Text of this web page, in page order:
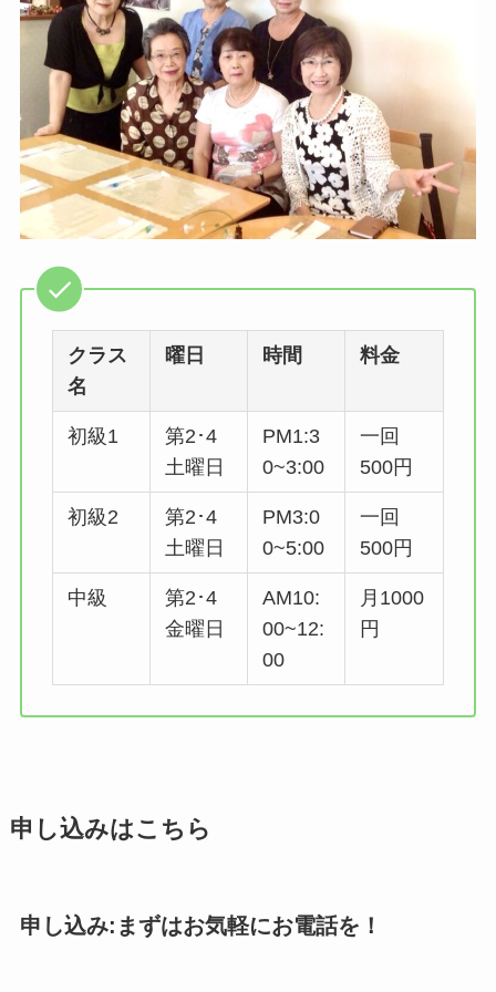
クラス
名
曜日 時間 料金
初級1
第2･4
土曜日
PM1:3
0~3:00
一回
500円
初級2
第2･4
土曜日
PM3:0
0~5:00
一回
500円
中級
第2･4
金曜日
AM10:
00~12:
00
月1000
円
申し込みはこちら
申し込み:まずはお気軽にお電話を！